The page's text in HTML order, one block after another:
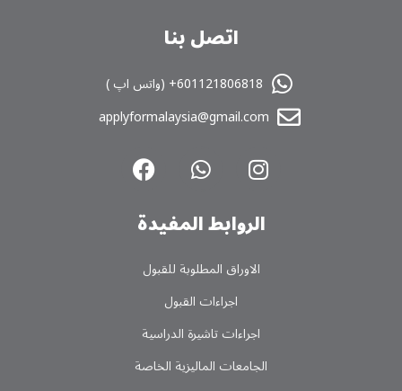
اتصل بنا
601121806818+ (واتس اپ )
applyformalaysia@gmail.com
الروابط المفیدة
الاوراق المطلوبة للقبول
اجراءات القبول
اجراءات تاشیرة الدراسیة
الجامعات المالیزیة الخاصة